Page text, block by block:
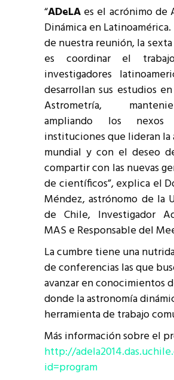
“ADeLA es el acrónimo de
Dinámica en
de nuestra reunión, la
es coordinar el
investigadores
desarrollan sus estudios
Astrometría,
ampliando los
instituciones que lideran la
mundial y con el deseo
compartir con las nuevas
de científicos”, explica el
Méndez, astrónomo de la
de Chile, Investigador
MAS e Responsable del
La cumbre tiene una
de conferencias las que
avanzar en conocimientos
donde la astronomía
herramienta de trabajo
Más información sobre el
http://
id=program